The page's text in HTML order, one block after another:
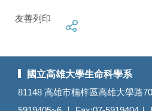
友善列印
國立高雄大學生命科學系
81148 高雄市楠梓區高雄大學路